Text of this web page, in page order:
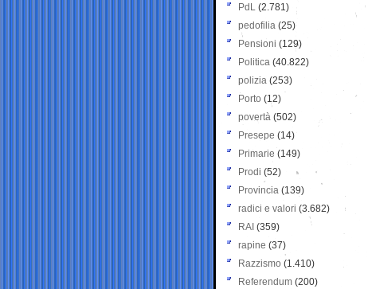
PdL (2.781)
pedofilia (25)
Pensioni (129)
Politica (40.822)
polizia (253)
Porto (12)
povertà (502)
Presepe (14)
Primarie (149)
Prodi (52)
Provincia (139)
radici e valori (3.682)
RAI (359)
rapine (37)
Razzismo (1.410)
Referendum (200)